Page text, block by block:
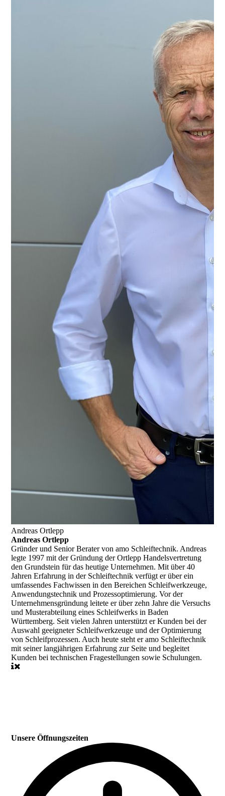
Andreas Ortlepp
Andreas Ortlepp
Gründer und Senior Beratervon amo Schleiftechnik. Andreas
legte 1997 mit der Gründung der Ortlepp Handelsvertretung
den Grundstein für das heutige Unternehmen. Mit über 40
Jahren Erfahrung in der Schleiftechnik verfügt er über ein
umfassendes Fachwissen in den Bereichen Schleifwerkzeuge,
Anwendungstechnik und Prozessoptimierung. Vor der
Unternehmensgründung leitete er über zehn Jahre die Versuchs
und Musterabteilung eines Schleifwerks in Baden
Württemberg. Seit vielen Jahren unterstützt er Kunden bei der
Auswahl geeigneter Schleifwerkzeuge und der Optimierung
von Schleifprozessen. Auch heute steht er amo Schleiftechnik
mit seiner langjährigen Erfahrung zur Seite und begleitet
Kunden bei technischen Fragestellungen sowie Schulungen.
Unsere Öffnungszeiten